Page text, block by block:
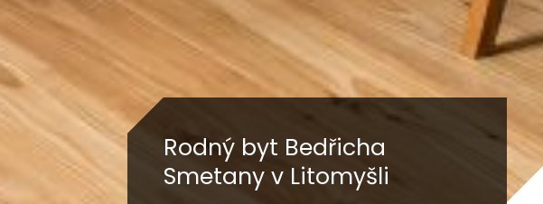
Rodný byt Bedřicha
Smetany v Litomyšli